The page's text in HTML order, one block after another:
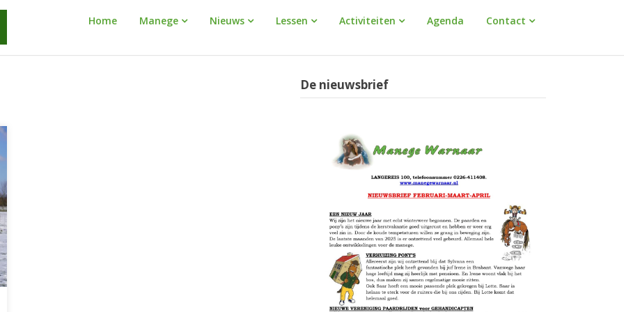
Home Manege Nieuws Lessen Activiteiten Agenda Contact
De nieuwsbrief